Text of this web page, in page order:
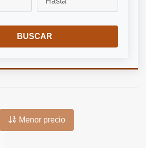
BUSCAR
Menor precio